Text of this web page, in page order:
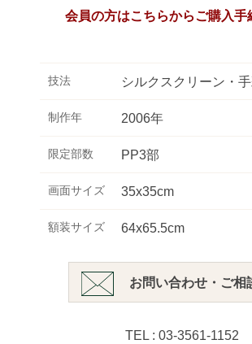
会員の方はこちらからご購入手
技法 シルクスクリーン・
制作年 2006年
限定部数 PP3部
画面サイズ 35x35cm
額装サイズ 64x65.5cm
お問い合わせ・ご相
TEL : 03-3561-1152